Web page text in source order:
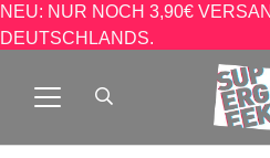
NEU: NUR NOCH 3,90€
DEUTSCHLANDS.